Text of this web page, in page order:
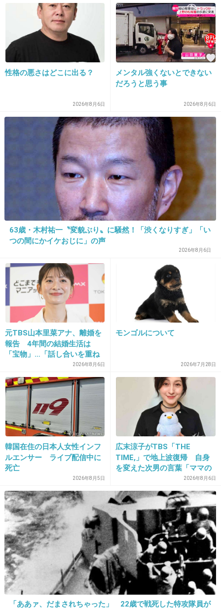
2013/01/27(日) 11:53:29
アイドルなんて収入20万円みたないでしょ？壇蜜でこのく
壇蜜の現在の収入はOL並みｗｗｗ
（日刊ゲンダイ） - Yahoo!ニュースYahoo!ニュース（日刊ゲンダイ） - ＜仕
事は月８０本＞「日本一忙しい３２歳」かもしれない。 ２２日、「笑っ
アイドルの目指すところは何なの？
+8 -0
29. 匿名2013/01/27(日) 11:56:28
なんかかわいそうだな～現実を見せてあげたい
+5
30. 匿名 2013/01/27(日) 11:56:53
今のアイドルなんてネットで叩かれまくるからね。
2013/01/27(日) 11:57:26
>30
叩かれまくって、過去の写真も流出しちゃうからね
+6 -0
32. 匿名2013/01/27(日) 11:57:45
なんか今はアイドルが多すぎて、昔よりはハードル低いか
んじ…
え！！？みたいなひと、正直いるし…
て、書くと、おまえはどうなんだよ、とかゆわれるんだろ
うけど…(>_<)
+7 -1
性格の悪さはどこに出る？
2026年8月6日
メンタル強くないとできない
だろうと思う事
2026年8月6日
63歳・木村祐一〝変貌ぶり〟に騒然！「渋くなりすぎ」「い
つの間にかイケおじに」の声
2026年8月6日
元TBS山本里菜アナ、離婚を
報告 4年間の結婚生活は
「宝物」…「話し合いを重ね
2026年8月6日
モンゴルについて
2026年7月28日
韓国在住の日本人女性インフ
ルエンサー ライブ配信中に
死亡
2026年8月5日
広末涼子がTBS「THE
TIME,」で地上波復帰 自身
を変えた次男の言葉「ママの
ファンの人なら、知りたいん
じゃないか」
2026年8月6日
「ああァ、だまされちゃった」 22歳で戦死した特攻隊員が